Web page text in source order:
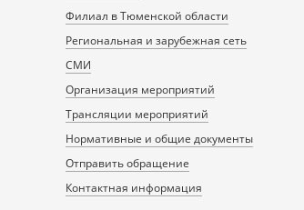
Филиал в Тюменской области
Региональная и зарубежная сеть
СМИ
Организация мероприятий
Трансляции мероприятий
Нормативные и общие документы
Отправить обращение
Контактная информация